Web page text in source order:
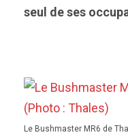
seul de ses
Le Bushmaster MR6 de